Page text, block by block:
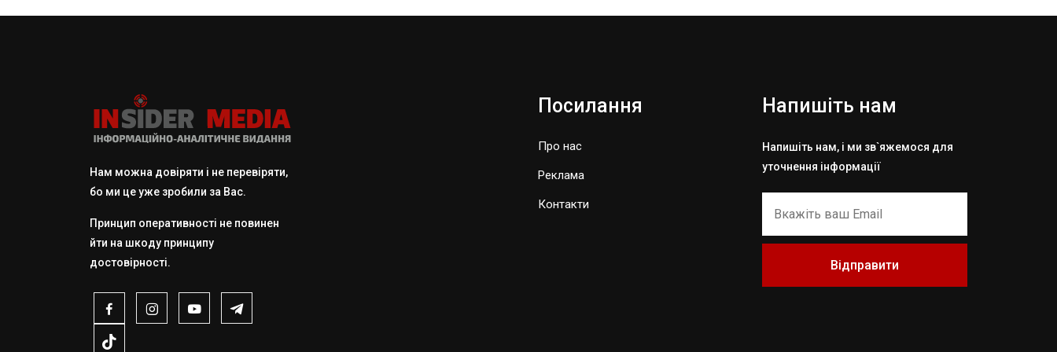
Нам можна довіряти і не перевіряти,
бо ми це уже зробили за Вас.
Принцип оперативності не повинен
йти на шкоду принципу
достовірності.
Посилання
Про нас
Реклама
Контакти
Напишіть нам
Напишіть нам, і ми зв`яжемося для
уточнення інформації
Відправити